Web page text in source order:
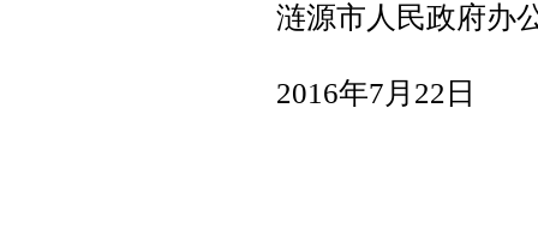
涟源市人民政府办
2016年7月22日